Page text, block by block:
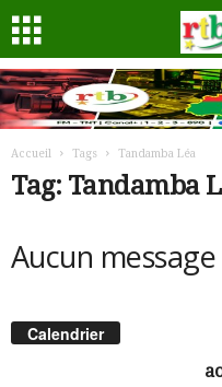
Accueil Tags Tandamba Léa
Tag: Tandamba
Aucun
Calendrier